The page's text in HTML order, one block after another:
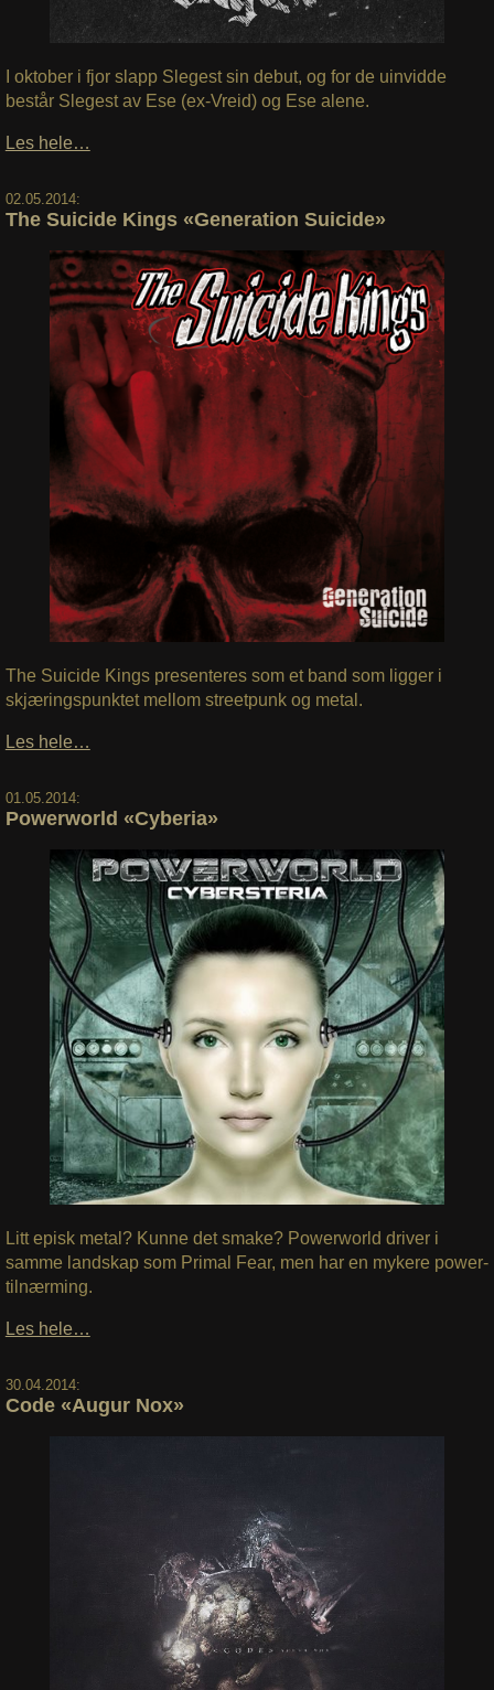
I oktober i fjor slapp Slegest sin debut, og for de uinvidde
består Slegest av Ese (ex-Vreid) og Ese alene.
Les hele…
02.05.2014:
The Suicide Kings «Generation Suicide»
The Suicide Kings presenteres som et band som ligger i
skjæringspunktet mellom streetpunk og metal.
Les hele…
01.05.2014:
Powerworld «Cyberia»
Litt episk metal? Kunne det smake? Powerworld driver i
samme landskap som Primal Fear, men har en mykere power-
tilnærming.
Les hele…
30.04.2014:
Code «Augur Nox»